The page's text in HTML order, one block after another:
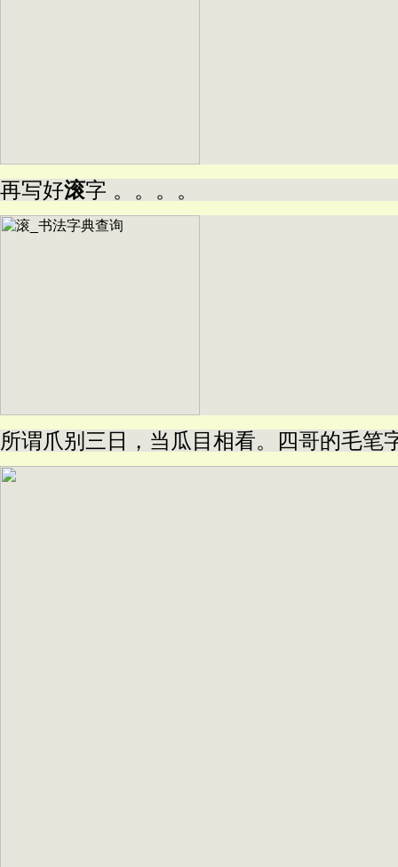
再写好滚字 。。。。
所谓爪别三日，当瓜目相看。四哥的毛笔